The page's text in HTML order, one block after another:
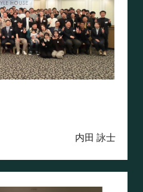
内田 詠士